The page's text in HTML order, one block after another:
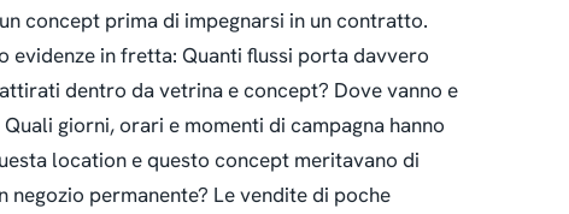
concept prima di impegnarsi in un contratto.
evidenze in fretta: Quanti flussi porta davvero
dentro da vetrina e concept? Dove vanno e
giorni, orari e momenti di campagna hanno
location e questo concept meritavano di
permanente? Le vendite di poche